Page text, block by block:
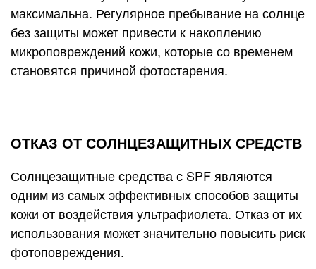
максимальна. Регулярное пребывание на солнце
без защиты может привести к накоплению
микроповреждений кожи, которые со временем
становятся причиной фотостарения.
ОТКАЗ ОТ СОЛНЦЕЗАЩИТНЫХ СРЕДСТВ
Солнцезащитные средства с SPF являются
одним из самых эффективных способов защиты
кожи от воздействия ультрафиолета. Отказ от их
использования может значительно повысить риск
фотоповреждения.